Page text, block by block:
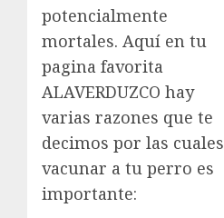
potencialmente
mortales. Aquí en tu
pagina favorita
ALAVERDUZCO hay
varias razones que te
decimos por las cuales
vacunar a tu perro es
importante: